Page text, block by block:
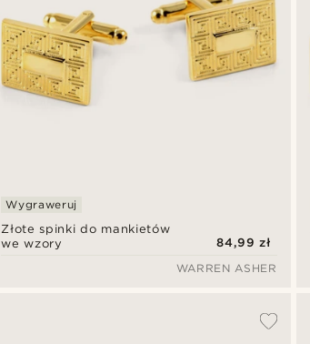
Złote spinki do mankietów
we wzory
Wygraweruj
84,99 zł
WARREN ASHER